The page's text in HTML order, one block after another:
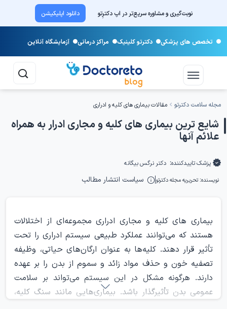
نوبت‌گیری و مشاوره سریع‌تر در اپ دکترِتو دانلود اپلیکیشن
تخصص های پزشکی دکترتو کلینیک مراکز درمانی آزمایشگاه آنلاین
مجله سلامت دکترتو مقالات بیماری‌ های کلیه و ادراری
شایع ترین بیماری های کلیه و مجاری ادرار به همراه
علائم آنها
پزشک تاییدکننده: دکتر نرگس بیگانه
نویسنده: تحریریه مجله دکترتو سیاست انتشار مطالب
بیماری‌ های کلیه و مجاری ادراریمجموعه‌ای از اختلالات
هستند که می‌توانند عملکرد طبیعی سیستم ادراری را تحت
تأثیر قرار دهند. کلیه‌ها به عنوان ارگان‌های حیاتی، وظیفه
تصفیه خون و حذف مواد زائد و سموم از بدن را بر عهده
دارند. هرگونه مشکل در این سیستم می‌تواند بر سلامت
عمومی بدن تأثیرگذار باشد. بیماری‌هایی مانند سنگ کلیه،